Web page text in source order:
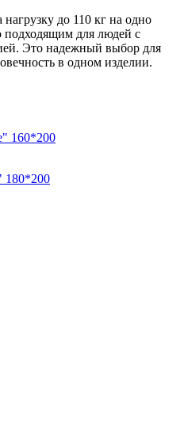
до 110 кг на одно
подходящим для людей с
Это надежный выбор для
в одном изделии.
160*200
180*200